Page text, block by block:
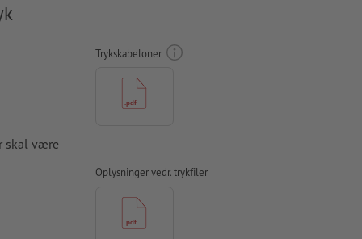
skal være
Trykskabeloner
Oplysninger vedr. trykfiler